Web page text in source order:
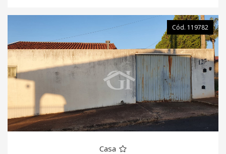
Cód. 119782
Casa